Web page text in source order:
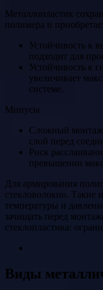
Металлопластик
полимера и
Устойчивость к
подходит для
Устойчивость к
увеличивает
системе.
Минусы
Сложный монтаж
слой перед
Риск
превышении
Для армирования
стекловолокно. Такие
температуры и
зачищать перед
стеклопластика:
Виды